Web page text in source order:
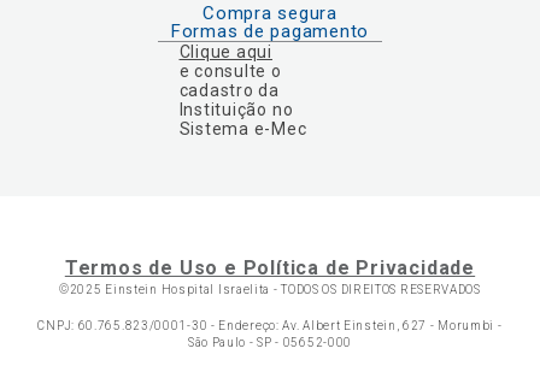
Compra segura
Formas de pagamento
Clique aqui
e consulte o
cadastro da
Instituição no
Sistema e-Mec
Termos de Uso e Política de Privacidade
©2025 Einstein Hospital Israelita -TODOS OS DIREITOS RESERVADOS
CNPJ: 60.765.823/0001-30 - Endereço: Av. Albert Einstein, 627 - Morumbi -
São Paulo - SP - 05652-000